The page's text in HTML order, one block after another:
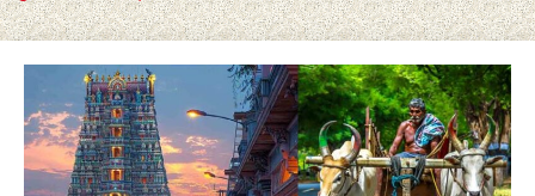
CON AUTISTA IN
INDIA, VIAGGI SU
MISURA IN INDIA,
INDIA